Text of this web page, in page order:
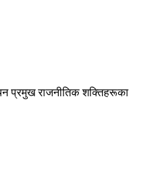
प्रमुख राजनीतिक शक्तिहरूका